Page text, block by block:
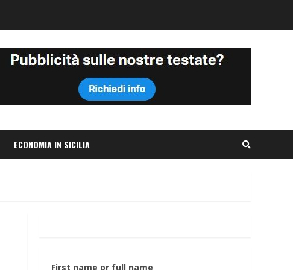
ECONOMIA IN SICILIA
First name or full name